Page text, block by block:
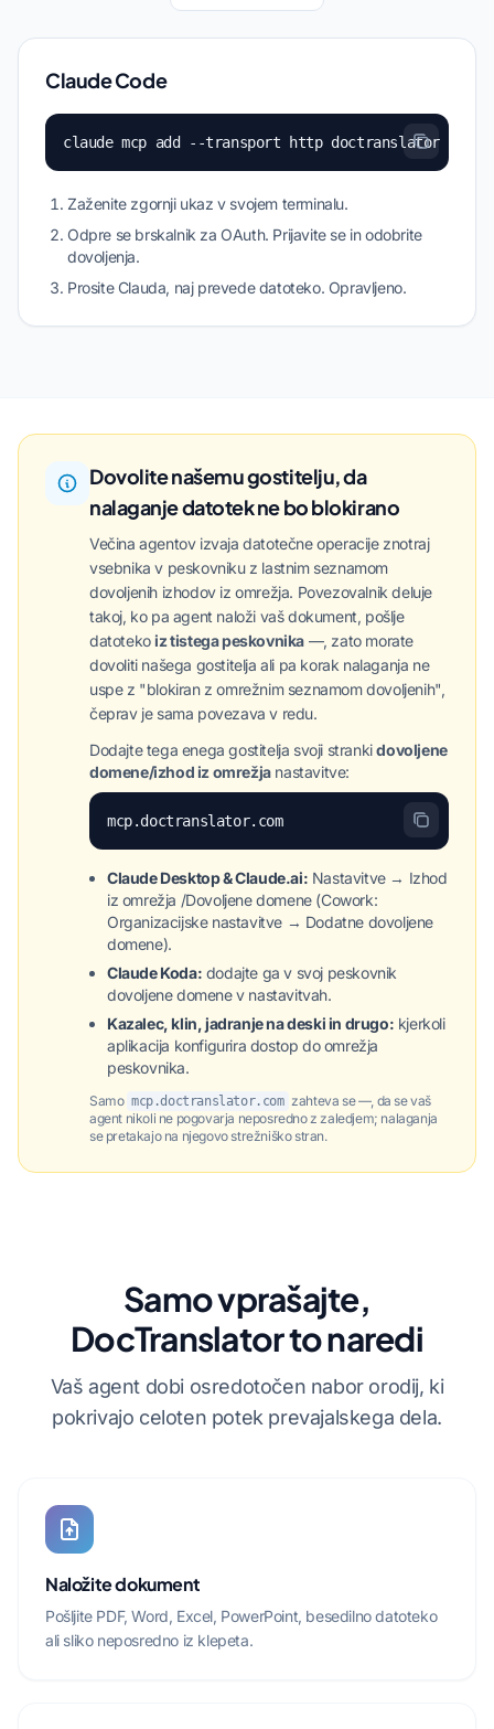
Claude Code
claude mcp add --transport http doctranslator
Zaženite zgornji ukaz v svojem terminalu.
Odpre se brskalnik za OAuth. Prijavite se in odobrite
dovoljenja.
Prosite Clauda, naj prevede datoteko. Opravljeno.
Dovolite našemu gostitelju, da
nalaganje datotek ne bo blokirano
Večina agentov izvaja datotečne operacije znotraj
vsebnika v peskovniku z lastnim seznamom
dovoljenih izhodov iz omrežja. Povezovalnik deluje
takoj, ko pa agent naloži vaš dokument, pošlje
datotekoiz tistega peskovnika —, zato morate
dovoliti našega gostitelja ali pa korak nalaganja ne
uspe z "blokiran z omrežnim seznamom dovoljenih",
čeprav je sama povezava v redu.
Dodajte tega enega gostitelja svoji strankidovoljene
domene/izhod iz omrežjanastavitve:
mcp.doctranslator.com
Claude Desktop & Claude.ai: Nastavitve → Izhod
iz omrežja /Dovoljene domene (Cowork:
Organizacijske nastavitve → Dodatne dovoljene
domene).
Claude Koda: dodajte ga v svoj peskovnik
dovoljene domene v nastavitvah.
Kazalec, klin, jadranje na deski in drugo: kjerkoli
aplikacija konfigurira dostop do omrežja
peskovnika.
Samo mcp.doctranslator.com zahteva se —, da se vaš
agent nikoli ne pogovarja neposredno z zaledjem; nalaganja
se pretakajo na njegovo strežniško stran.
Samo vprašajte,
DocTranslator to naredi
Vaš agent dobi osredotočen nabor orodij, ki
pokrivajo celoten potek prevajalskega dela.
Naložite dokument
Pošljite PDF, Word, Excel, PowerPoint, besedilno datoteko
ali sliko neposredno iz klepeta.